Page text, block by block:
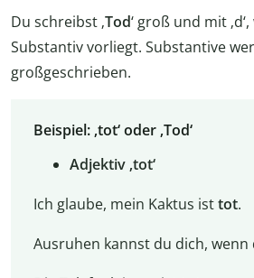
Du schreibst ‚Tod‘ groß und mit
Substantiv vorliegt. Substantive
großgeschrieben.
Beispiel: ‚tot‘ oder ‚Tod‘
Adjektiv ‚tot‘
Ich glaube, mein Kaktus isttot.
Ausruhen kannst du dich, wenn